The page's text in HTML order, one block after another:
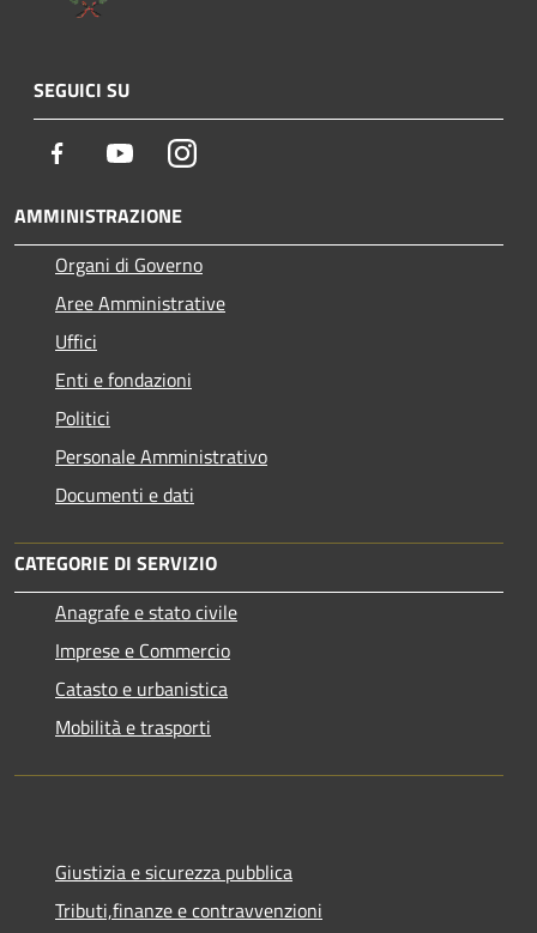
SEGUICI SU
Facebook YoutubeInstagram
AMMINISTRAZIONE
Organi di Governo
Aree Amministrative
Uffici
Enti e fondazioni
Politici
Personale Amministrativo
Documenti e dati
CATEGORIE DI SERVIZIO
Anagrafe e stato civile
Imprese e Commercio
Catasto e urbanistica
Mobilità e trasporti
Giustizia e sicurezza pubblica
Tributi,finanze e contravvenzioni